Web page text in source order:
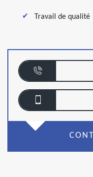
Travail de qualité